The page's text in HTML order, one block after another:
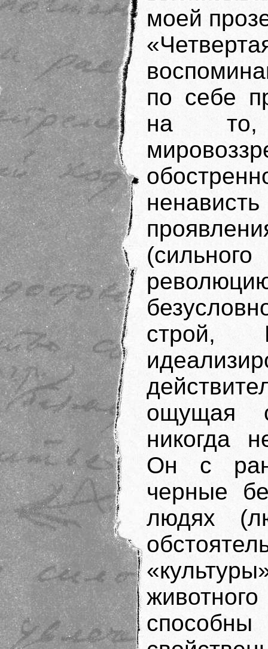
моей
по себе
на то,
строй,
ощущая
никогда
Он с
черные
людях